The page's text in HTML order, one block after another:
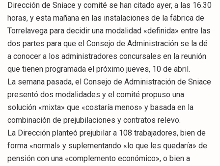
Dirección de Sniace y comité se han citado ayer, a las 16.30
horas, y esta mañana en las instalaciones de la fábrica de
Torrelavega para decidir una modalidad «definida» entre las
dos partes para que el Consejo de Administración se la dé
a conocer a los administradores concursales en la reunión
que tienen programada el próximo jueves, 10 de abril.
La semana pasada, el Consejo de Administración de Sniace
presentó dos modalidades y el comité propuso una
solución «mixta» que «costaría menos» y basada en la
combinación de prejubilaciones y contratos relevo.
La Dirección planteó prejubilar a 108 trabajadores, bien de
forma «normal» y suplementando «lo que les quedaría» de
pensión con una «complemento económico», o bien a